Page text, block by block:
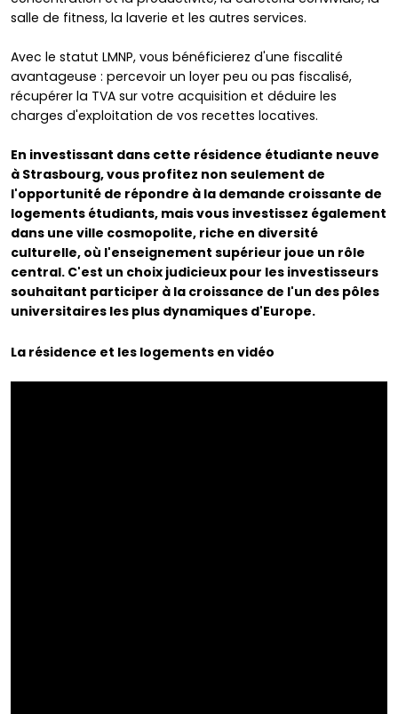
salle de fitness, la laverie et les autres services.
Avec le statut LMNP, vous bénéficierez d'une fiscalité
avantageuse : percevoir un loyer peu ou pas fiscalisé,
récupérer la TVA sur votre acquisition et déduire les
charges d'exploitation de vos recettes locatives.
En investissant dans cette résidence étudiante neuve
à Strasbourg, vous profitez non seulement de
l'opportunité de répondre à la demande croissante de
logements étudiants, mais vous investissez également
dans une ville cosmopolite, riche en diversité
culturelle, où l'enseignement supérieur joue un rôle
central. C'est un choix judicieux pour les investisseurs
souhaitant participer à la croissance de l'un des pôles
universitaires les plus dynamiques d'Europe.
La résidence et les logements en vidéo